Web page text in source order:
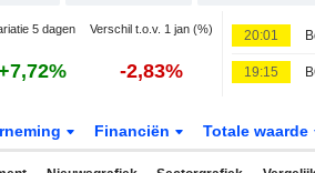
5 dagen Verschil t.o.v. 1 jan (%)
-2,83%
20:01
19:15
Financiën Totale waarde